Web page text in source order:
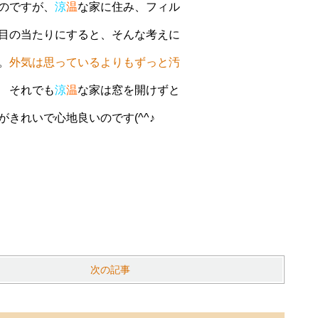
ですが、 涼温な家に住み、フィル
の当たりにすると、そんな考えに
外気は思っているよりもずっと汚
それでも涼温な家は窓を開けずと
きれいで心地良いのです(^^♪
次の記事